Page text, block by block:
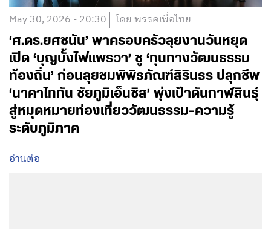
May 30, 2026 - 20:30 โดย พรรคเพื่อไทย
‘ศ.ดร.ยศชนัน’ พาครอบครัวลุยงานวันหยุด
เปิด ‘บุญบั้งไฟแพรวา’ ชู ‘ทุนทางวัฒนธรรม
ท้องถิ่น’ ก่อนลุยชมพิพิธภัณฑ์สิรินธร ปลุกชีพ
‘นาคาไททัน ชัยภูมิเอ็นซิส’ พุ่งเป้าดันกาฬสินธุ์
สู่หมุดหมายท่องเที่ยววัฒนธรรม-ความรู้
ระดับภูมิภาค
อ่านต่อ